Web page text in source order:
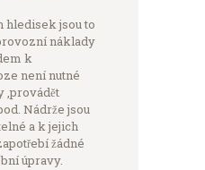
hledisek jsou to
náklady
k
není nutné
,provádět
Nádrže jsou
a k jejich
žádné
úpravy.